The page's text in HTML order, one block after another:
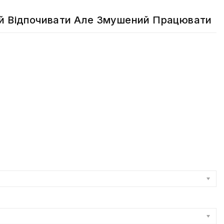
Але Змушений Працювати